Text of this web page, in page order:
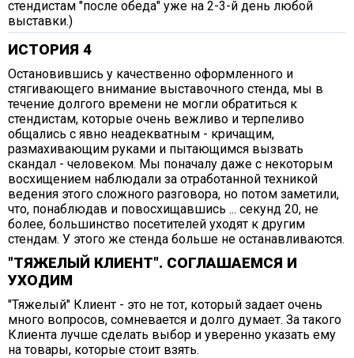
стендистам "после обеда" уже на 2-3-й день любой
выставки.)
ИСТОРИЯ 4
Остановившись у качественно оформленного и
стягивающего внимание выставочного стенда, мы в
течение долгого времени не могли обратиться к
стендистам, которые очень вежливо и терпеливо
общались с явно неадекватным - кричащим,
размахивающим руками и пытающимся вызвать
скандал - человеком. Мы поначалу даже с некоторым
восхищением наблюдали за отработанной техникой
ведения этого сложного разговора, но потом заметили,
что, понаблюдав и повосхищавшись ... секунд 20, не
более, большинство посетителей уходят к другим
стендам. У этого же стенда больше не останавливаются.
"ТЯЖЕЛЫЙ КЛИЕНТ". СОГЛАШАЕМСЯ И
УХОДИМ
"Тяжелый" Клиент - это не тот, который задает очень
много вопросов, сомневается и долго думает. За такого
Клиента лучше сделать выбор и уверенно указать ему
на товары, которые стоит взять.